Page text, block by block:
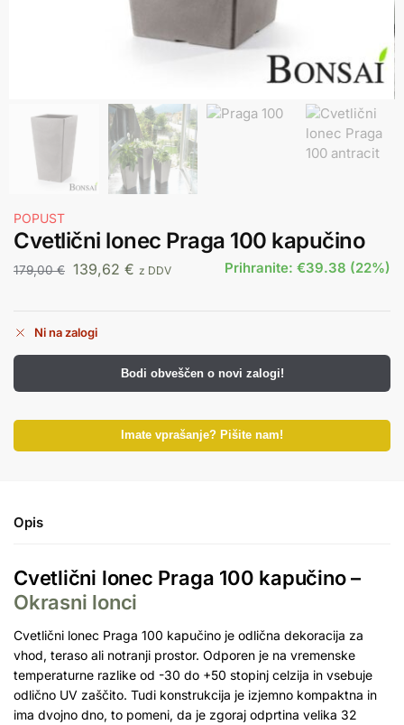
POPUST
Cvetlični lonec Praga 100 kapučino
179,00€ 139,62 € z DDV Prihranite: €39.38 (22%)
Ni na zalogi
Bodi obveščen o novi zalogi!
Imate vprašanje? Pišite nam!
Opis
Cvetlični lonec Praga 100 kapučino –
Okrasni lonci
Cvetlični lonec Praga 100 kapučino je odlična dekoracija za
vhod, teraso ali notranji prostor. Odporen je na vremenske
temperaturne razlike od -30 do +50 stopinj celzija in vsebuje
odlično UV zaščito. Tudi konstrukcija je izjemno kompaktna in
ima dvojno dno, to pomeni, da je zgoraj odprtina velika 32